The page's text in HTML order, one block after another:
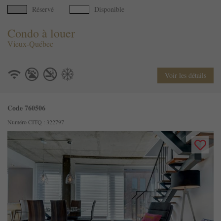
Réservé Disponible
Condo à louer
Vieux-Québec
Voir les détails
Code 760506
Numéro CITQ : 322797